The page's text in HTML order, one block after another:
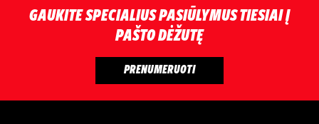
GAUKITE SPECIALIUS PASIŪLYMUS TIESIAI Į
PAŠTO DĖŽUTĘ